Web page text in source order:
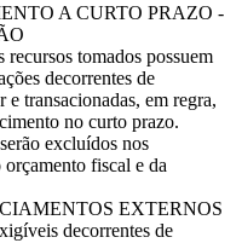
A CURTO PRAZO -
recursos tomados possuem
decorrentes de
e transacionadas, em regra,
no curto prazo.
excluídos nos
fiscal e da
EXTERNOS
decorrentes de